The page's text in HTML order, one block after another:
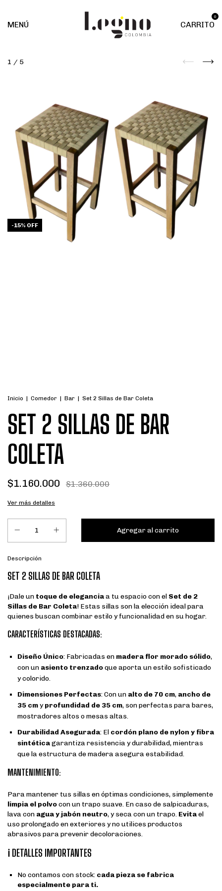
MENÚ CARRITO
0
1 / 5
-15% OFF
Inicio | Comedor | Bar | Set 2 Sillas de Bar Coleta
SET 2 SILLAS DE BAR
COLETA
$1.160.000 $1.360.000
Ver más detalles
Descripción
SET 2 SILLAS DE BAR COLETA
¡Dale un toque de eleganciaa tu espacio con el Set de 2
Sillas de Bar Coleta! Estas sillas son la elección ideal para
quienes buscan combinar estilo y funcionalidad en su hogar.
CARACTERÍSTICAS DESTACADAS:
Diseño Único: Fabricadas en madera flor morado sólido,
con un asiento trenzadoque aporta un estilo sofisticado
y colorido.
Dimensiones Perfectas: Con un alto de 70 cm, ancho de
35 cmyprofundidad de 35 cm, son perfectas para bares,
mostradores altos o mesas altas.
Durabilidad Asegurada: El cordón plano de nylon y fibra
sintéticagarantiza resistencia y durabilidad, mientras
que la estructura de madera asegura estabilidad.
MANTENIMIENTO:
Para mantener tus sillas en óptimas condiciones, simplemente
limpia el polvocon un trapo suave. En caso de salpicaduras,
lava con agua y jabón neutro, y seca con un trapo. Evitael
uso prolongado en exteriores y no utilices productos
abrasivos para prevenir decoloraciones.
ℹ️ DETALLES IMPORTANTES
No contamos con stock: cada pieza se fabrica
especialmente para ti.